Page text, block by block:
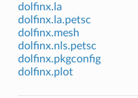
dolfinx.la
dolfinx.la.petsc
dolfinx.mesh
dolfinx.nls.petsc
dolfinx.pkgconfig
dolfinx.plot